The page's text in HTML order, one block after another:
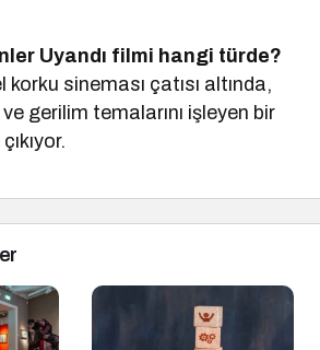
Uyandı filmi hangi türde?
sineması çatısı altında,
gerilim temalarını işleyen bir